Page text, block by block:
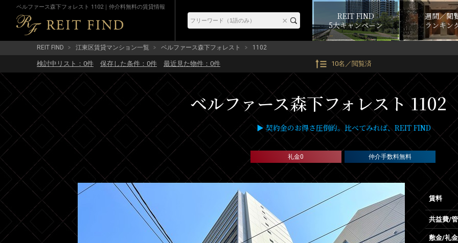
ベルファース森下フォレスト 1102｜仲介料無料の賃貸情報
REIT FIND
5大キャンペーン
週間／閲
ランキン
REIT FIND 江東区賃貸マンション一覧 ベルファース森下フォレスト 1102
検討中リスト： 0件 保存した条件： 0件 最近見た物件： 0件 10名／閲覧済
ベルファース森下フォレスト 1102
▶ 契約金のお得さ圧倒的。比べてみれば、REIT FIND
礼金0 仲介手数料無料
賃料
共益費/
敷金/礼金